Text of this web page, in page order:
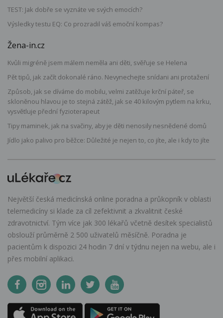
TEST: Jak dobře se vyznáte ve svých emocích?
Výsledky testu EQ: Co prozradil váš emoční kompas?
Žena-in.cz
Kvůli migréně jsem málem neměla ani děti, svěřuje se Helena
Pět tipů, jak začít dokonalé ráno. Nevynechejte snídani ani protažení
Způsob, jak se díváme do mobilu, velmi zatěžuje krční páteř, se
skloněnou hlavou je to stejná zátěž, jak se 40 kilovým pytlem na krku,
vysvětluje přední fyzioterapeut
Tipy maminek, jak na svačiny, aby je děti nenosily nesnědené domů
Jídlo jako palivo pro běžce: Důležité je nejen to, co jíte, ale i kdy to jíte
Největší česká medicínská online poradna a průkopník v oblasti
telemedicíny si klade za cíl zefektivnit a zkvalitnit české
zdravotnictví. Tým více jak 300 lékařů včetně desítek specialistů
obslouží průměrně 2 500 uživatelů měsíčně. Poradna je
pacientům k dispozici 24 hodin 7 dní v týdnu nejen na webu, ale i
přes mobilní aplikaci.